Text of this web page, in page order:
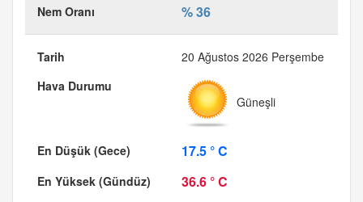
% 36
20 Ağustos 2026 Perşembe
Güneşli
17.5 ° C
36.6 ° C